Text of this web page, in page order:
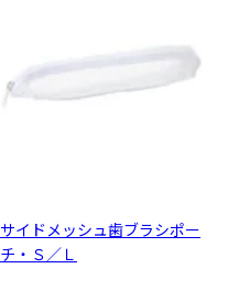
サイドメッシュ歯ブラシポー
チ・Ｓ／Ｌ